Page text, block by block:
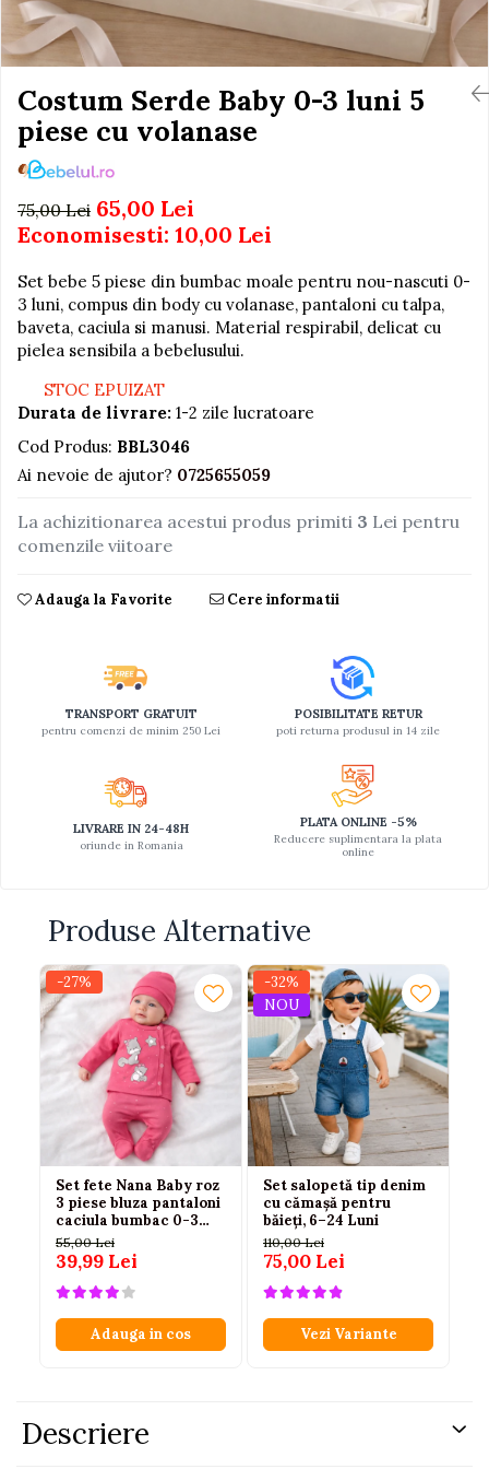
Jucarii de baie
Seturi de frumusete
Caluti balansoar
Interactive, educative si
muzicale
Figurine
Ateliere si unelte
Covorase de dans
Creative
De plus
Electrocasnice si bucatarii
Fotolii gonflabile
Jocuri de indemanare
Jocuri sportive
Jucarii educative din lemn
Motociclete
Muzica si instrumente
Proiectoare
Saltelute si centre de activitati
Seturi de doctor
Seturi de rufe
Vehicule de constructii
Ingrijire cosmetica mamici
Perioada Alaptarii
Perioada Sarcinii
Pompe de san
Sisteme De Purtare
Costum Serde Baby 0-3 luni 5
piese cu volanase
75,00 Lei 65,00 Lei
Economisesti: 10,00 Lei
Set bebe 5 piese din bumbac moale pentru nou-nascuti 0-
3 luni, compus din body cu volanase, pantaloni cu talpa,
baveta, caciula si manusi. Material respirabil, delicat cu
pielea sensibila a bebelusului.
STOC EPUIZAT
Durata de livrare: 1-2 zile lucratoare
Cod Produs: BBL3046
Ai nevoie de ajutor? 0725655059
La achizitionarea acestui produs primiti 3 Lei pentru
comenzile viitoare
Adauga la Favorite Cere informatii
TRANSPORT GRATUIT
pentru comenzi de minim 250 Lei
POSIBILITATE RETUR
poti returna produsul in 14 zile
LIVRARE IN 24-48H
oriunde in Romania
PLATA ONLINE -5%
Reducere suplimentara la plata
online
Produse Alternative
-27%
Set fete Nana Baby roz
3 piese bluza pantaloni
caciula bumbac 0-3
luni
55,00 Lei
39,99 Lei
Adauga in cos
-32%
NOU
Set salopetă tip denim
cu cămașă pentru
băieți, 6–24 Luni
110,00 Lei
75,00 Lei
Vezi Variante
Descriere